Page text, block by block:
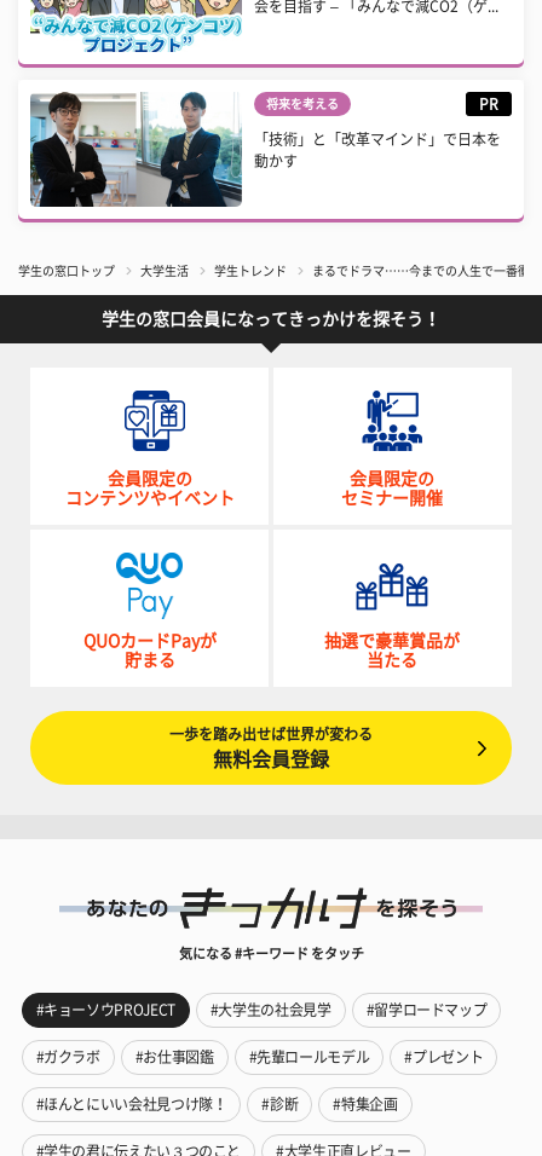
会を目指す – 「みんなで減CO2（ゲ...
将来を考える PR
「技術」と「改革マインド」で日本を
動かす
学生の窓口トップ 大学生活 学生トレンド まるでドラマ……今までの人生で一番衝
学生の窓口会員になってきっかけを探そう！
会員限定の
コンテンツやイベント
会員限定の
セミナー開催
QUOカードPayが
貯まる
抽選で豪華賞品が
当たる
一歩を踏み出せば世界が変わる
無料会員登録
気になる #キーワード をタッチ
#キョーソウPROJECT #大学生の社会見学 #留学ロードマップ
#ガクラボ #お仕事図鑑 #先輩ロールモデル #プレゼント
#ほんとにいい会社見つけ隊！ #診断 #特集企画
#学生の君に伝えたい３つのこと #大学生正直レビュー